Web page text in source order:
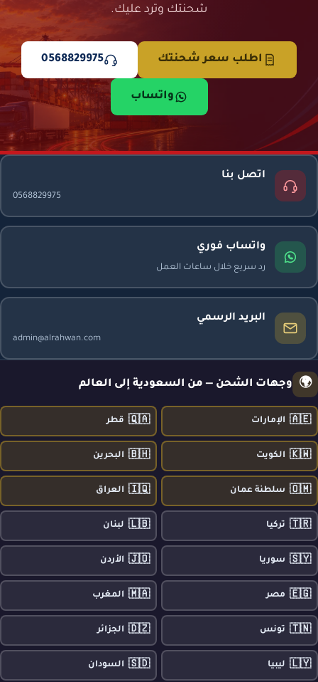
شحنتك وترد عليك.
اطلب سعر شحنتك 0568829975
واتساب
اتصل بنا
0568829975
واتساب فوري
رد سريع خلال ساعات العمل
البريد الرسمي
admin@alrahwan.com
🌍 وجهات الشحن — من السعودية إلى العالم
🇦🇪 الإمارات 🇶🇦 قطر
🇰🇼 الكويت 🇧🇭 البحرين
🇴🇲 سلطنة عمان 🇮🇶 العراق
🇹🇷 تركيا 🇱🇧 لبنان
🇸🇾 سوريا 🇯🇴 الأردن
🇪🇬 مصر 🇲🇦 المغرب
🇹🇳 تونس 🇩🇿 الجزائر
🇱🇾 ليبيا 🇸🇩 السودان